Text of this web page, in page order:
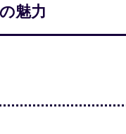
魅力